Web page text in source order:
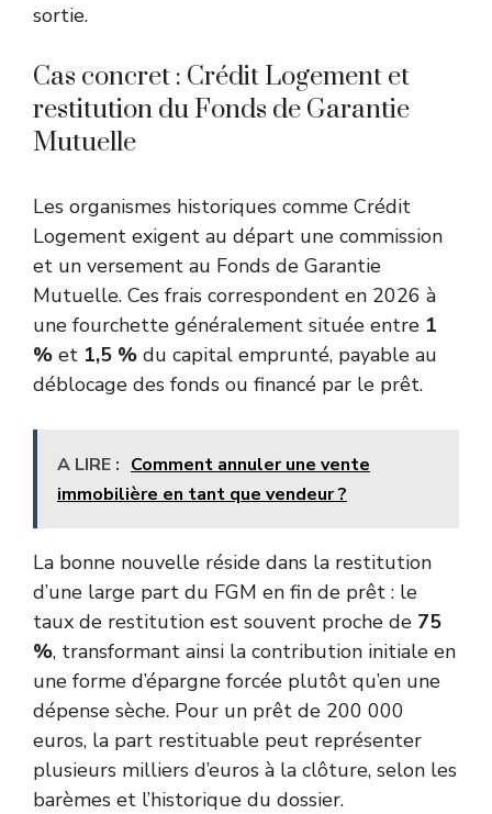
sortie.
Cas concret : Crédit Logement et
restitution du Fonds de Garantie
Mutuelle
Les organismes historiques comme Crédit
Logement exigent au départ une commission
et un versement au Fonds de Garantie
Mutuelle. Ces frais correspondent en 2026 à
une fourchette généralement située entre 1
% et 1,5 % du capital emprunté, payable au
déblocage des fonds ou financé par le prêt.
A LIRE : Comment annuler une vente
immobilière en tant que vendeur ?
La bonne nouvelle réside dans la restitution
d’une large part du FGM en fin de prêt : le
taux de restitution est souvent proche de 75
%, transformant ainsi la contribution initiale en
une forme d’épargne forcée plutôt qu’en une
dépense sèche. Pour un prêt de 200 000
euros, la part restituable peut représenter
plusieurs milliers d’euros à la clôture, selon les
barèmes et l’historique du dossier.